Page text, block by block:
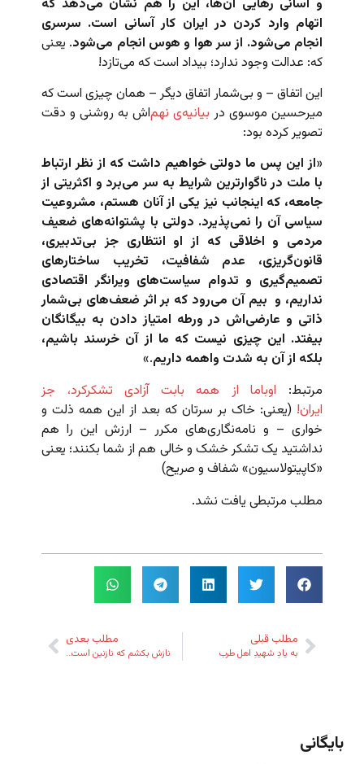
و آسانی رهایی آن‌ها، این را هم نشان می‌دهد که
اتهام وارد کردن در ایران کار آسانی است. سرسری
انجام می‌شود. از سر هوا و هوس انجام می‌شود. یعنی
که: عدالت وجود ندارد؛ بیداد است که می‌تازد!
این اتفاق – و بی‌شمار اتفاق دیگر – همان چیزی است که
میرحسین موسوی در بیانیه‌ی نهم‌اش به روشنی و دقت
تصویر کرده بود:
«از این پس ما دولتی خواهیم داشت که از نظر ارتباط
با ملت در ناگوارترین شرایط به سر می‌برد و اکثریتی از
جامعه، که اینجانب نیز یکی از آنان هستم، مشروعیت
سیاسی آن را نمی‌پذیرد. دولتی با پشتوانه‌های ضعیف
مردمی و اخلاقی که از او انتظاری جز بی‌تدبیری،
قانون‌گریزی، عدم شفافیت، تخریب ساختارهای
تصمیم‌گیری و تدوام سیاست‌های ویرانگر اقتصادی
نداریم، و بیم آن می‌رود که بر اثر ضعف‌های بی‌شمار
ذاتی و عارضی‌اش در ورطه امتیاز دادن به بیگانگان
بیفتد. این چیزی نیست که ما از آن خرسند باشیم،
بلکه از آن به شدت واهمه داریم.»
مرتبط: اوباما از همه بابت آزادی تشکرکرد، جز
ایران! (یعنی: خاک بر سرتان که بعد از این همه ذلت و
خواری – و نامه‌نگاری‌های مکرر – ارزش این را هم
نداشتید یک تشکر خشک و خالی هم از شما بکنند؛ یعنی
«کاپیتولاسیون» شفاف و صریح)
مطلب مرتبطی یافت نشد.
مطلب قبلی
به یادِ شهیدِ اهل طرب
مطلب بعدی
نازش بکشم که نازنین است…
بایگانی